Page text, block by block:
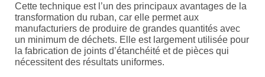
Cette technique est l’un des principaux avantages de la
transformation du ruban, car elle permet aux
manufacturiers de produire de grandes quantités avec
un minimum de déchets. Elle est largement utilisée pour
la fabrication de joints d’étanchéité et de pièces qui
nécessitent des résultats uniformes.